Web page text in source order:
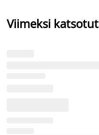
Viimeksi katsotut